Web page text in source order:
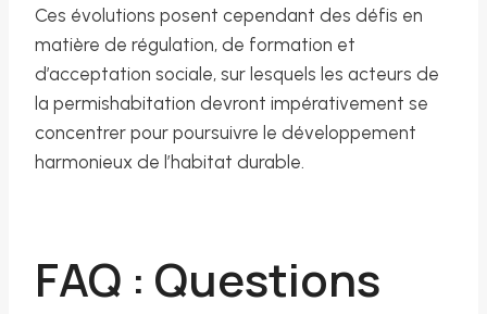
Ces évolutions posent cependant des défis en
matière de régulation, de formation et
d’acceptation sociale, sur lesquels les acteurs de
la permishabitation devront impérativement se
concentrer pour poursuivre le développement
harmonieux de l’habitat durable.
FAQ : Questions